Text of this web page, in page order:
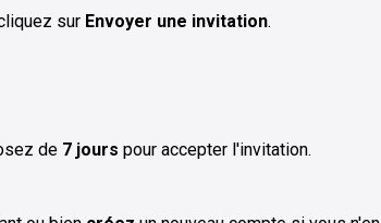
sur Envoyer une invitation.
de 7 jours pour accepter l'invitation.